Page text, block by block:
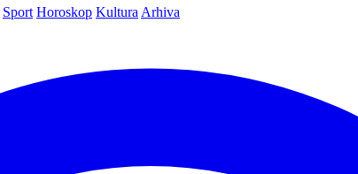
Sport Horoskop Kultura Arhiva